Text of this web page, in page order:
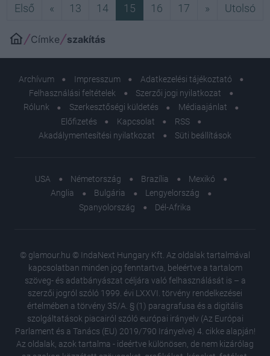
Első Első
« Előző
13 14 15 16 17 » Következő
Utolsó
Címke szakítás
Archívum Impresszum
Adatkezelési tájékoztató
Felhasználási feltételek
Szerzői jogi nyilatkozat
Rólunk
Szerkesztőségi küldetés
Médiaajánlat
Előfizetés
Kapcsolat
RSS
Akadálymentesítési nyilatkozat
Süti beállítások
USA Németország Brazília
Mexikó
Anglia
Bulgária
Lengyelország
Spanyolország
Dél-Afrika
© glamour.hu © IndaNext Hungary Kft. Az oldalak tartalmával
kapcsolatban minden jog fenntartva, beleértve a tartalom
szöveg- és adatbányászat céljára való felhasználását is – a
szerzői jogról szóló 1999. évi LXXVI. törvény rendelkezései
értelmében a törvény 35/A. § (1) paragrafusa és a digitális
szolgáltatások piacairól szóló európai irányelv (Az Európai
Parlament és a Tanács (EU) 2019/790 Irányelve) 4. cikke alapján!
Az oldalak, azok tartalma - ideértve különösen, de nem kizárólag